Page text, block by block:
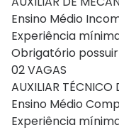
Ensino Médio
Experiência
Obrigatório
02 VAGAS
AUXILIAR TÉCNICO
Ensino Médio
Experiência